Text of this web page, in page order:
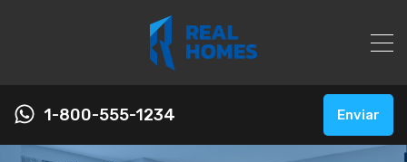
1-800-555-1234 Enviar